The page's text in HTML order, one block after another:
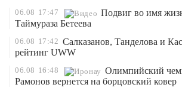
06.08 17:47
Подвиг во имя
Таймураза Бетеева
06.08 17:42 Салказанов, Танделова и
рейтинг UWW
06.08 16:48
Олимпийский
Рамонов вернется на борцовский ковер